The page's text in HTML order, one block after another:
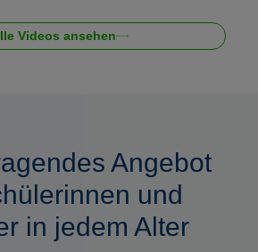
Videos ansehen
Angebot
und
in jedem Alter